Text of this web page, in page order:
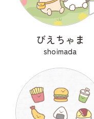
びえちゃま
shoimada